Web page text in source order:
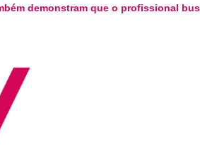
demonstram que o profissional